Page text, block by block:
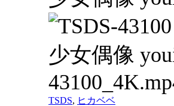
TSDS, ヒカベベ